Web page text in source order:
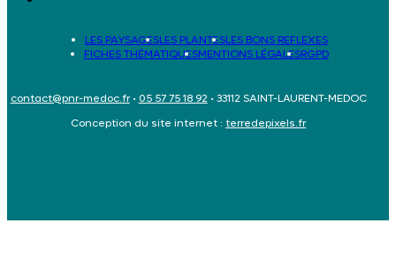
LES PAYSAGESLES PLANTESLES BONS REFLEXES
FICHES THÉMATIQUESMENTIONS LÉGALESRGPD
contact@pnr-medoc.fr• 05 57 75 18 92• 33112 SAINT-LAURENT-MEDOC
Conception du site internet :terredepixels.fr